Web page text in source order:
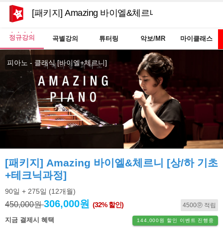
[패키지] Amazing 바이엘&체르니 [상/하 기초+테
정규강의 곡별강의 튜터링 악보/MR 마이클래스
피아노 - 클래식 [바이엘+체르니]
[패키지] Amazing 바이엘&체르니 [상/하 기초
+테크닉과정]
90일 + 275일 (12개월)
450,000원306,000원 (32% 할인) 4500ⓟ 적립
지금 결제시 혜택 144,000원 할인 이벤트 진행중